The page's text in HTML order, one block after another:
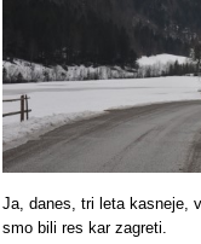
Ja, danes, tri leta kasneje,
smo bili res kar zagreti.